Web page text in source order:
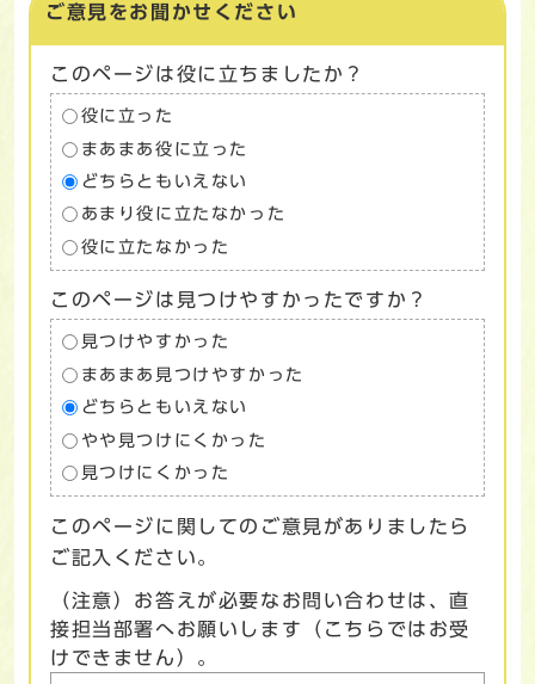
ご意見をお聞かせください
このページは役に立ちましたか？
役に立った
まあまあ役に立った
どちらともいえない
あまり役に立たなかった
役に立たなかった
このページは見つけやすかったですか？
見つけやすかった
まあまあ見つけやすかった
どちらともいえない
やや見つけにくかった
見つけにくかった
このページに関してのご意見がありましたら
ご記入ください。
（注意）お答えが必要なお問い合わせは、直
接担当部署へお願いします（こちらではお受
けできません）。